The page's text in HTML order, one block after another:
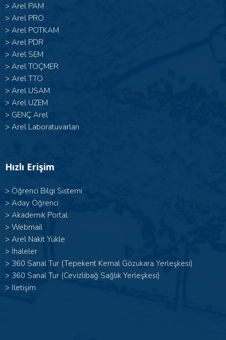
> Arel PAM
> Arel PRO
> Arel POTKAM
> Arel PDR
> Arel SEM
> Arel TOÇMER
> Arel TTO
> Arel USAM
> Arel UZEM
> GENÇ Arel
> Arel Laboratuvarları
Hızlı Erişim
> Öğrenci Bilgi Sistemi
> Aday Öğrenci
> Akademik Portal
> Webmail
> Arel Nakit Yükle
> İhaleler
> 360 Sanal Tur (Tepekent Kemal Gözükara Yerleşkesi)
> 360 Sanal Tur (Cevizlibağ Sağlık Yerleşkesi)
> İletişim